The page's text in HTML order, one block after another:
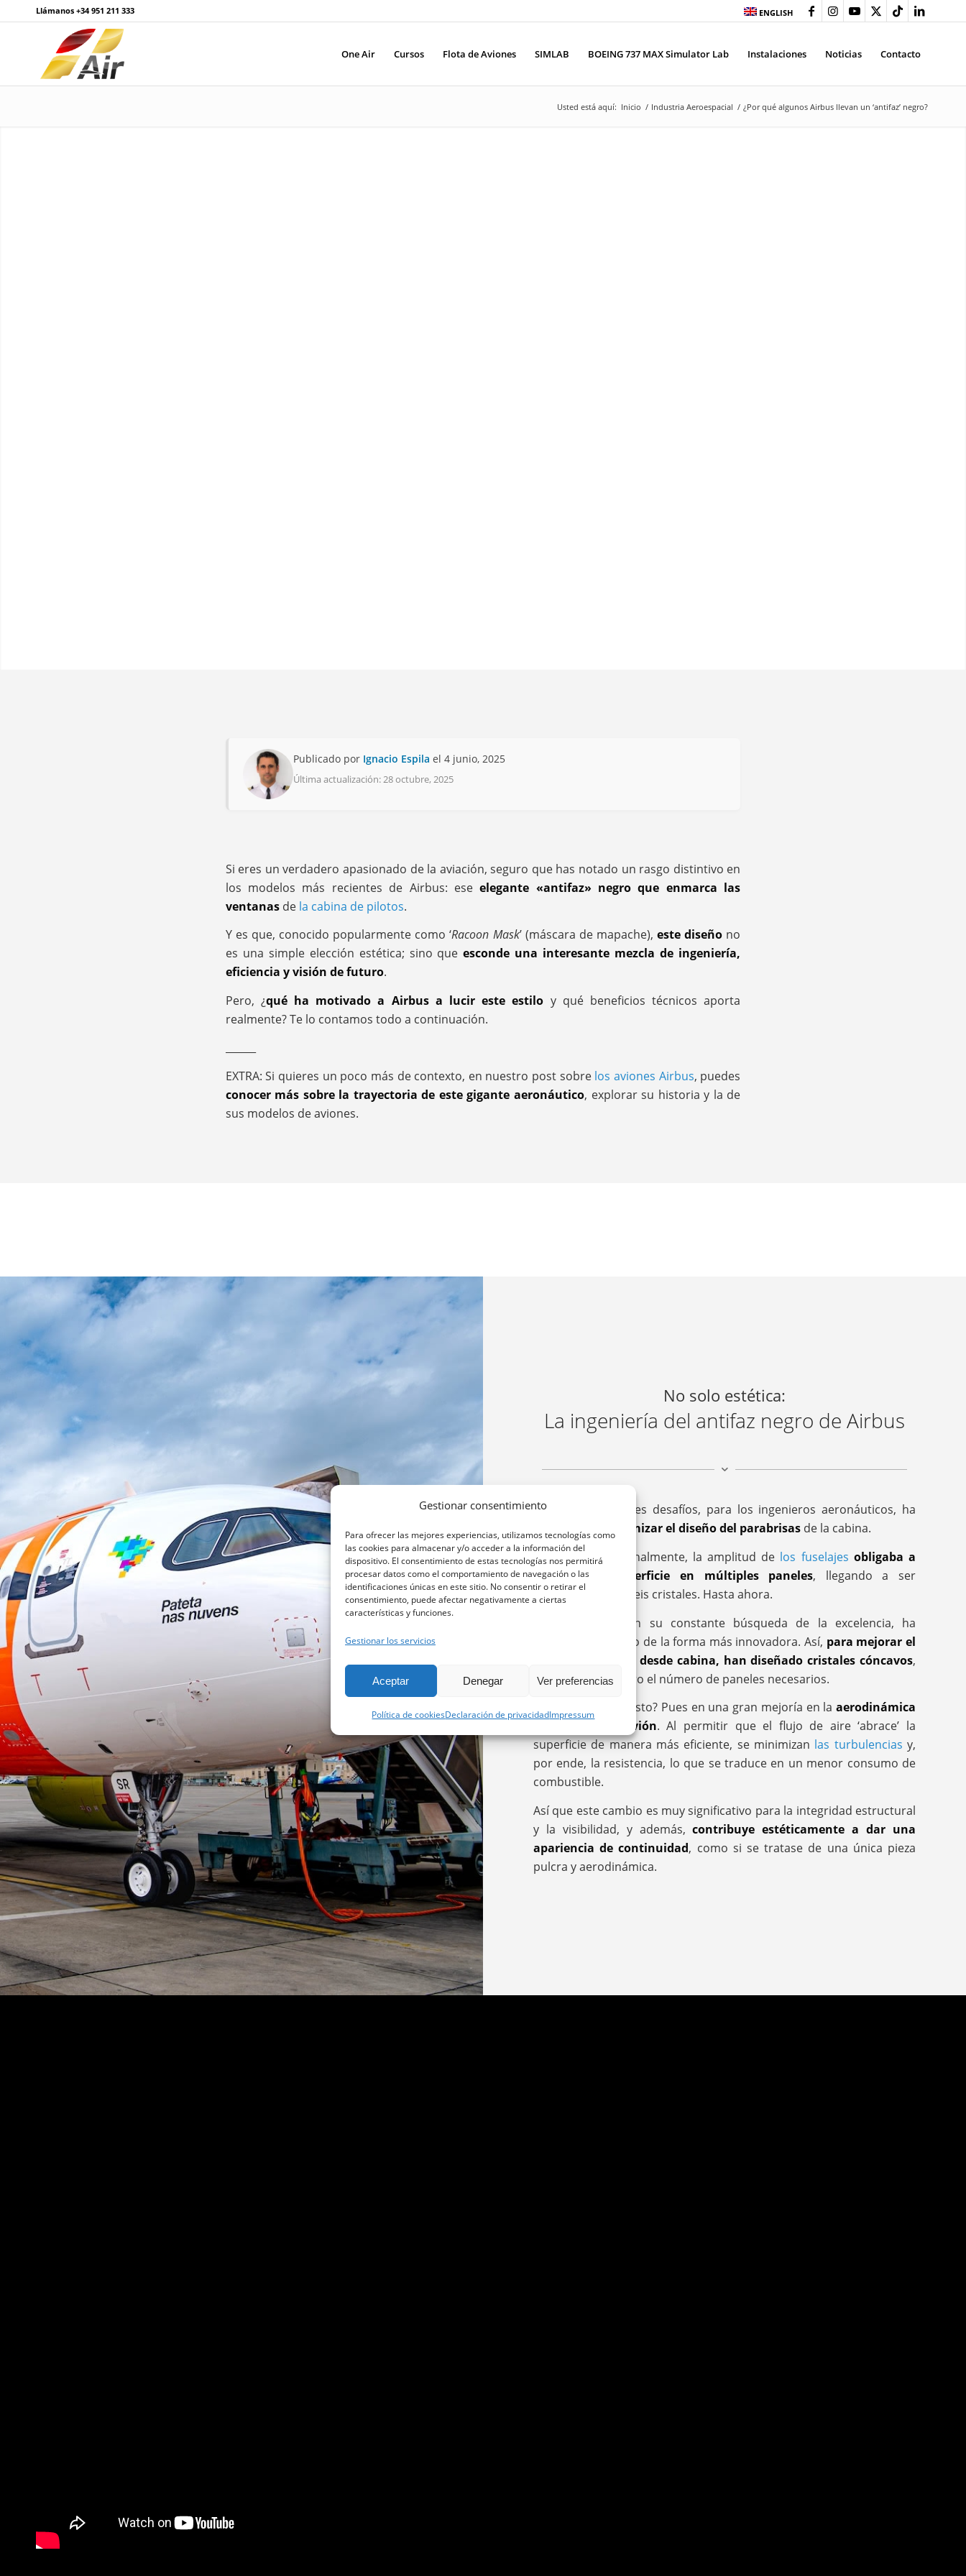
Gestionar consentimiento
Para ofrecer las mejores experiencias, utilizamos tecnologías como
las cookies para almacenar y/o acceder a la información del
dispositivo. El consentimiento de estas tecnologías nos permitirá
procesar datos como el comportamiento de navegación o las
identificaciones únicas en este sitio. No consentir o retirar el
consentimiento, puede afectar negativamente a ciertas
características y funciones.
Gestionar los servicios
Aceptar Denegar Ver preferencias
Política de cookiesDeclaración de privacidadImpressum
ENGLISH
Llámanos +34 951 211 333
One Air Cursos Flota de Aviones SIMLAB BOEING 737 MAX Simulator Lab Instalaciones Noticias Contacto
Usted está aquí: Inicio / Industria Aeroespacial / ¿Por qué algunos Airbus llevan un ‘antifaz’ negro?
Publicado por Ignacio Espila el 4 junio, 2025
Última actualización: 28 octubre, 2025
Si eres un verdadero apasionado de la aviación, seguro que has notado un rasgo distintivo en
los modelos más recientes de Airbus: eseelegante «antifaz» negro que enmarca las
ventanasde la cabina de pilotos.
Y es que, conocido popularmente como ‘Racoon Mask’ (máscara de mapache),este diseño no
es una simple elección estética; sino queesconde una interesante mezcla de ingeniería,
eficiencia y visión de futuro.
Pero, ¿qué ha motivado a Airbus a lucir este estilo y qué beneficios técnicos aporta
realmente? Te lo contamos todo a continuación.
EXTRA: Si quieres un poco más de contexto, en nuestro post sobre los aviones Airbus, puedes
conocer más sobre la trayectoria de este gigante aeronáutico, explorar su historia y la de
sus modelos de aviones.
No solo estética:
La ingeniería del antifaz negro de Airbus
Uno de los grandes desafíos, para los ingenieros aeronáuticos, ha
sido siempre
optimizar el diseño del parabrisas de la cabina.
Y es que, tradicionalmente, la amplitud de los fuselajes obligaba a
dividir esta superficie en múltiples paneles, llegando a ser
necesarios hasta seis cristales. Hasta ahora.
Porque Airbus, en su constante búsqueda de la excelencia, ha
abordado este reto de la forma más innovadora. Así, para mejorar el
diseño y la visión desde cabina, han diseñado cristales cóncavos,
reduciendo a cuatro el número de paneles necesarios.
¿Y en qué influye esto? Pues en una gran mejoría en la aerodinámica
del morro del avión. Al permitir que el flujo de aire ‘abrace’ la
superficie de manera más eficiente, se minimizan las turbulencias y,
por ende, la resistencia, lo que se traduce en un menor consumo de
combustible.
Así que este cambio es muy significativo para la integridad estructural
y la visibilidad, y además,contribuye estéticamente a dar una
apariencia de continuidad, como si se tratase de una única pieza
pulcra y aerodinámica.